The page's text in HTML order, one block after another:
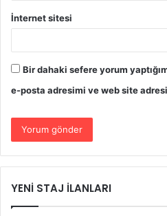
İnternet sitesi
Bir dahaki sefere yorum
e-posta adresimi ve web site
YENİ STAJ İLANLARI